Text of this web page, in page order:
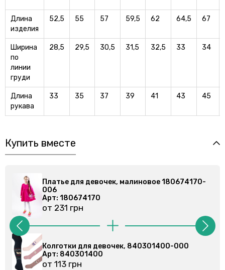
Длина
изделия
52,5 55 57 59,5 62 64,5 67
Ширина
по
линии
груди
28,5 29,5 30,5 31,5 32,5 33 34
Длина
рукава
33 35 37 39 41 43 45
Купить вместе
Платье для девочек, малиновое 180674170-
Арт: 180674170
от 231 грн
Колготки для мальчиков, 840201400-000
Арт: 840201400
от 113 грн